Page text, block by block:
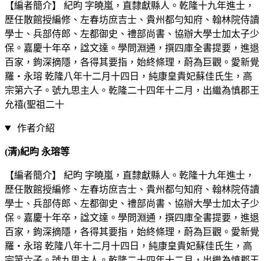
【編者簡介】 紀昀 字曉嵐，直隸獻縣人。乾隆十九年進士，
歷任散館授編修、左春坊庶吉士、貴州都勻知府、翰林院侍讀
學士、兵部侍郎、左都御史、禮部尚書、協辦大學士加太子少
保。嘉慶十年卒，諡文達。學問淵通，撰四庫全書提要，進退
百家，鉤深摘隱，各得其要指，始終條理，蔚為巨觀。愛新覺
羅‧永瑢 乾隆八年十二月十四日，純康皇貴妃蘇佳氏生，高
宗第六子。號九思主人。乾隆二十四年十二月，出繼為慎郡王
允禧(聖祖二十
作者介紹
(清)紀昀 永瑢等
【編者簡介】 紀昀 字曉嵐，直隸獻縣人。乾隆十九年進士，
歷任散館授編修、左春坊庶吉士、貴州都勻知府、翰林院侍讀
學士、兵部侍郎、左都御史、禮部尚書、協辦大學士加太子少
保。嘉慶十年卒，諡文達。學問淵通，撰四庫全書提要，進退
百家，鉤深摘隱，各得其要指，始終條理，蔚為巨觀。愛新覺
羅‧永瑢 乾隆八年十二月十四日，純康皇貴妃蘇佳氏生，高